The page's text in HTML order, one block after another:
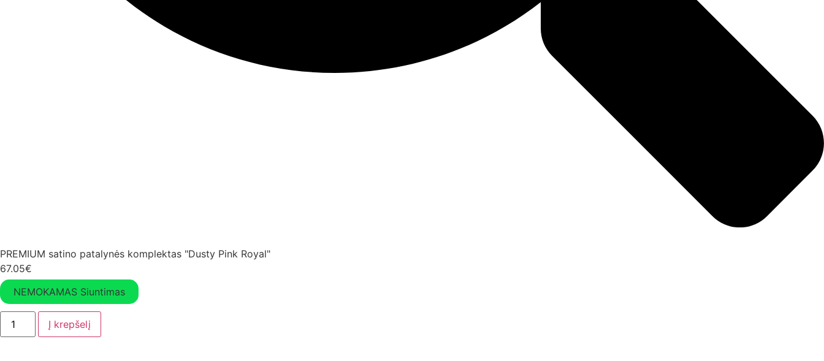
PREMIUM satino patalynės komplektas "Dusty Pink Royal"
67.05€
NEMOKAMAS Siuntimas
Į krepšelį